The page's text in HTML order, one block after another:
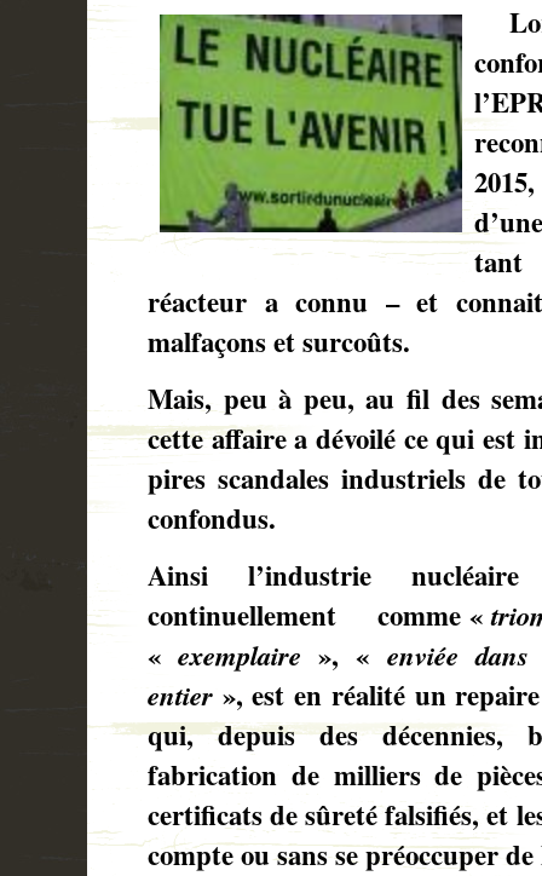
réacteur a connu – et
malfaçons et surcoûts.
Mais, peu à peu, au fil des
cette affaire a dévoilé ce qui est
pires scandales industriels de
confondus.
Ainsi l’industrie nucléaire
continuellement comme «
«exemplaire», « enviée
entier », est en réalité un repaire
qui, depuis des décennies,
fabrication de milliers de
certificats de sûreté falsifiés, et
compte ou sans se préoccuper